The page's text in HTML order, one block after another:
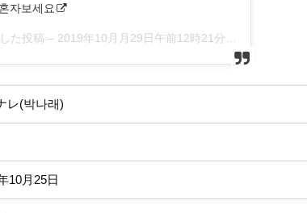
자보세요
た投稿 – 2019年10月月29日午前12時21分PDT
レ(박나래)
10月25日